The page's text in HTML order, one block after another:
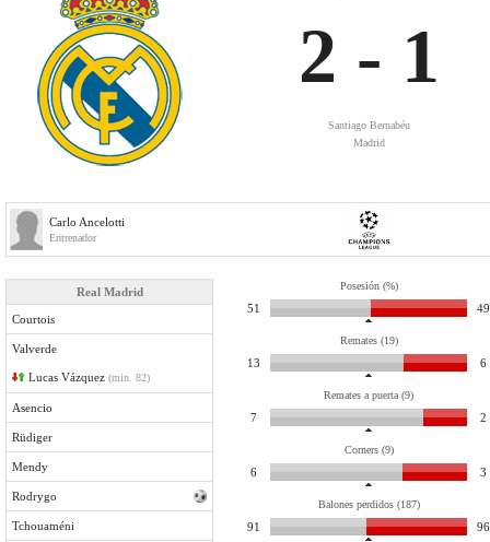
2 - 1
Santiago Bernabéu
Madrid
Carlo Ancelotti
Entrenador
Real Madrid
Courtois
Valverde
Lucas Vázquez (min. 82)
Asencio
Rüdiger
Mendy
Rodrygo
Tchouaméni
Posesión (%)
51 49
Remates (19)
13 6
Remates a puerta (9)
7 2
Corners (9)
6 3
Balones perdidos (187)
91 96